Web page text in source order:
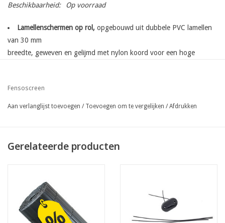
Beschikbaarheid:
Op voorraad
Lamellenschermen op rol, opgebouwd uit dubbele PVC lamellen
van 30 mm
breedte, geweven en gelijmd met nylon koord voor een hoge
totale zichtbegrenzing
perfecte afwerking dankzij bijpassende topprofielen
Fensoscreen
Aan verlanglijst toevoegen / Toevoegen om te vergelijken /Afdrukken
Gerelateerde producten